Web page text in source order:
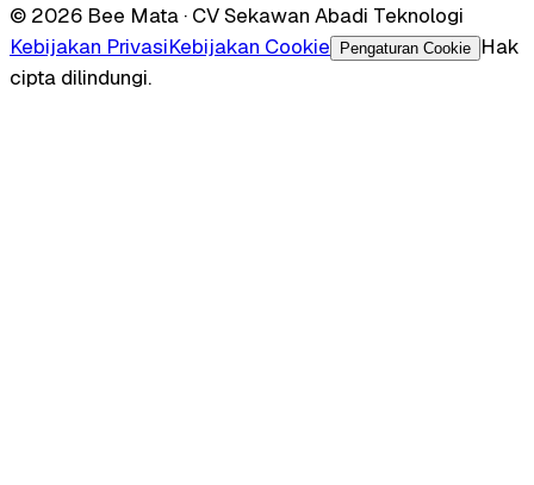
© 2026 Bee Mata · CV Sekawan Abadi Teknologi
Kebijakan PrivasiKebijakan Cookie Pengaturan Cookie
Hak
cipta dilindungi.